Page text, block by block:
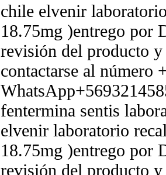
chile elvenir
18.75mg )entrego por
revisión del producto
contactarse al número
fentermina sentis
elvenir laboratorio
18.75mg )entrego por
revisión del producto